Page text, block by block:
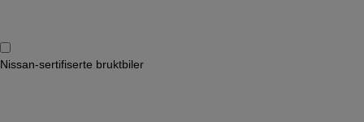
Nissan-sertifiserte bruktbiler